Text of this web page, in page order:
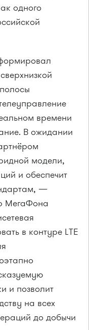
одного
времени
В ожидании
модели,
и обеспечит
—
МегаФона
в контуре LTE
и позволит
на всех
до добычи